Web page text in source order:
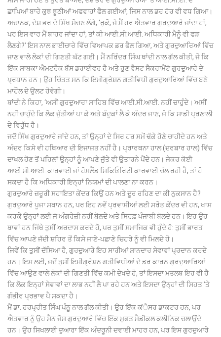
ਛਾਪਿਆਂ ਬਾਰੇ ਕੁਝ ਝੂਠੀਆਂ ਅਫਵਾਹਾਂ ਫੈਲ ਗਈਆਂ, ਜਿਸ ਨਾਲ ਡਰ ਹੋਰ ਵੀ ਵਧ ਗਿਆ।
ਅਚਾਨਕ, ਦੇਸ਼ ਭਰ ਦੇ ਸਿੱਖ ਸੋਚਣ ਲੱਗੇ, ‘ਰੁਕੋ, ਜੇ ਮੈਂ ਹਰ ਐਤਵਾਰ ਗੁਰਦੁਆਰੇ ਜਾਂਦਾ ਹਾਂ,
ਪਰ ਇਸ ਵਾਰ ਮੈਂ ਬਾਹਰ ਜਾਂਦਾ ਹਾਂ, ਤਾਂ ਕੀ ਆਈ.ਸੀ.ਆਈ. ਅਧਿਕਾਰੀ ਮੈਨੂੰ ਵੀ ਫੜ
ਲੈਣਗੇ?’ ਇਸ ਨਾਲ ਭਾਈਚਾਰੇ ਵਿੱਚ ਵਿਆਪਕ ਡਰ ਫੈਲ ਗਿਆ, ਅਤੇ ਗੁਰਦੁਆਰਿਆਂ ਵਿੱਚ
ਜਾਣ ਵਾਲੇ ਲੋਕਾਂ ਦੀ ਗਿਣਤੀ ਘੱਟ ਗਈ। ਮੈਂ ਨਰਿੰਦਰ ਸਿੰਘ ਥਾਂਦੀ ਨਾਲ ਗੱਲ ਕੀਤੀ, ਜੋ ਕਿ
ਇੱਕ ਸਾਬਕਾ ਐਮਟਰੈਕ ਬੱਸ ਡਰਾਈਵਰ ਹੈ ਅਤੇ ਹੁਣ ਵੈਸਟ ਸੈਕਰਾਮੈਂਟੋ ਗੁਰਦੁਆਰੇ ਦੇ
ਪ੍ਰਧਾਨ ਹਨ। ਉਹ ਚਿੰਤਤ ਸਨ ਕਿ ਇਮੀਗ੍ਰੇਸ਼ਨ ਗਤੀਵਿਧੀ ਗੁਰਦੁਆਰਿਆਂ ਵਿੱਚ ਬਣੇ
ਮਾਹੌਲ ਦੇ ਉਲਟ ਹੋਵੇਗੀ।
ਥਾਂਦੀ ਨੇ ਕਿਹਾ, ‘ਅਸੀਂ ਗੁਰਦੁਆਰਾ ਸਾਹਿਬ ਵਿੱਚ ਆਈ.ਸੀ.ਆਈ. ਨਹੀਂ ਚਾਹੁੰਦੇ। ਅਸੀਂ
ਨਹੀਂ ਚਾਹੁੰਦੇ ਕਿ ਲੋਕ ਜੁੱਤੀਆਂ ਪਾ ਕੇ ਅਤੇ ਬੰਦੂਕਾਂ ਲੈ ਕੇ ਅੰਦਰ ਜਾਣ, ਜੋ ਕਿ ਸਾਡੀ ਪ੍ਰਣਾਲੀ
ਦੇ ਵਿਰੁੱਧ ਹੈ।
ਜਦੋਂ ਸਿੱਖ ਗੁਰਦੁਆਰੇ ਜਾਂਦੇ ਹਨ, ਤਾਂ ਉਨ੍ਹਾਂ ਦੇ ਸਿਰ ਹਰ ਸਮੇਂ ਢੱਕੇ ਹੋਣੇ ਚਾਹੀਦੇ ਹਨ ਅਤੇ
ਅੰਦਰ ਕਿਸੇ ਵੀ ਹਥਿਆਰ ਦੀ ਇਜਾਜ਼ਤ ਨਹੀਂ ਹੈ। ਪ੍ਰਾਰਥਨਾ ਹਾਲ (ਦਰਬਾਰ ਹਾਲ) ਵਿੱਚ
ਦਾਖਲ ਹੋਣ ਤੋਂ ਪਹਿਲਾਂ ਉਨ੍ਹਾਂ ਨੂੰ ਆਪਣੇ ਜੁੱਤੇ ਵੀ ਉਤਾਰਨੇ ਪੈਂਦੇ ਹਨ। ਜੇਕਰ ਕੋਈ
ਆਈ.ਸੀ.ਆਈ. ਕਾਰਵਾਈ ਜਾਂ ਹੋਮਲੈਂਡ ਸਿਕਿਓਰਿਟੀ ਕਾਰਵਾਈ ਚੱਲ ਰਹੀ ਹੈ, ਤਾਂ ਹੋ
ਸਕਦਾ ਹੈ ਕਿ ਅਧਿਕਾਰੀ ਇਨ੍ਹਾਂ ਨਿਯਮਾਂ ਦੀ ਪਾਲਣਾ ਨਾ ਕਰਨ।
ਗੁਰਦੁਆਰੇ ਜ਼ਰੂਰੀ ਸਹਾਇਤਾ ਕੇਂਦਰ ਕਿਉਂ ਹਨ ਅਤੇ ਦੂਰ ਰਹਿਣ ਦਾ ਕੀ ਨੁਕਸਾਨ ਹੈ?
ਗੁਰਦੁਆਰੇ ਪੂਜਾ ਸਥਾਨ ਹਨ, ਪਰ ਇਹ ਨਵੇਂ ਪ੍ਰਵਾਸੀਆਂ ਲਈ ਸਰੋਤ ਕੇਂਦਰ ਵੀ ਹਨ, ਖਾਸ
ਕਰਕੇ ਉਨ੍ਹਾਂ ਲਈ ਜੋ ਅੰਗਰੇਜ਼ੀ ਨਹੀਂ ਬੋਲਦੇ ਅਤੇ ਸਿਰਫ਼ ਪੰਜਾਬੀ ਬੋਲਦੇ ਹਨ। ਇਹ ਉਹ
ਥਾਵਾਂ ਹਨ ਜਿੱਥੇ ਤੁਸੀਂ ਅਰਦਾਸ ਕਰਦੇ ਹੋ, ਪਰ ਤੁਸੀਂ ਸਮਾਜਿਕ ਵੀ ਹੁੰਦੇ ਹੋ: ਤੁਸੀਂ ਭਾਰਤ
ਵਿੱਚ ਆਪਣੇ ਜੱਦੀ ਸ਼ਹਿਰ ਤੋਂ ਕਿਸੇ ਜਾਣੇ-ਪਛਾਣੇ ਚਿਹਰੇ ਨੂੰ ਵੀ ਮਿਲਦੇ ਹੋ।
ਜਿਵੇਂ ਕਿ ਤੁਸੀਂ ਦੱਸਿਆ ਹੈ, ਗੁਰਦੁਆਰੇ ਇਹ ਸਾਰੀਆਂ ਸ਼ਾਨਦਾਰ ਸੇਵਾਵਾਂ ਪ੍ਰਦਾਨ ਕਰਦੇ
ਹਨ। ਇਸ ਲਈ, ਜਦੋਂ ਤੁਸੀਂ ਇਮੀਗ੍ਰੇਸ਼ਨ ਗਤੀਵਿਧੀਆਂ ਦੇ ਡਰ ਕਾਰਨ ਗੁਰਦੁਆਰਿਆਂ
ਵਿੱਚ ਆਉਣ ਵਾਲੇ ਲੋਕਾਂ ਦੀ ਗਿਣਤੀ ਵਿੱਚ ਕਮੀ ਦੇਖਦੇ ਹੋ, ਤਾਂ ਇਸਦਾ ਮਤਲਬ ਇਹ ਵੀ ਹੈ
ਕਿ ਲੋਕ ਇਨ੍ਹਾਂ ਸੇਵਾਵਾਂ ਦਾ ਲਾਭ ਨਹੀਂ ਲੈ ਪਾ ਰਹੇ ਹਨ ਅਤੇ ਇਸਦਾ ਉਨ੍ਹਾਂ ਦੀ ਸਿਹਤ ’ਤੇ
ਗੰਭੀਰ ਪ੍ਰਭਾਵ ਪੈ ਸਕਦਾ ਹੈ।
ਮੈਂ ਡਾ. ਹਰਪ੍ਰੀਤ ਸਿੰਘ ਪੰਨੂ ਨਾਲ ਗੱਲ ਕੀਤੀ। ਉਹ ਇੱਕ ਕਂੈਸਰ ਡਾਕਟਰ ਹਨ, ਪਰ
ਐਤਵਾਰ ਨੂੰ ਉਹ ਸੈਨ ਜੋਸ ਗੁਰਦੁਆਰੇ ਵਿੱਚ ਇੱਕ ਮੁਫਤ ਮੈਡੀਕਲ ਕਲੀਨਿਕ ਚਲਾਉਂਦੇ
ਹਨ। ਉਹ ਸਿਖਲਾਈ ਦੁਆਰਾ ਇੱਕ ਅੰਦਰੂਨੀ ਦਵਾਈ ਮਾਹਰ ਹਨ, ਪਰ ਇਸ ਗੁਰਦੁਆਰੇ